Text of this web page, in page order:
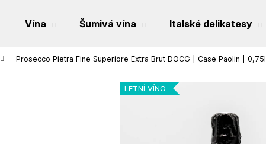
Vína Šumivá vína Italské delikatesy
Prosecco Pietra Fine Superiore Extra Brut DOCG | Case Paolin | 0,75l
LETNÍ VÍNO
CO POTŘEBUJETE NAJÍT?